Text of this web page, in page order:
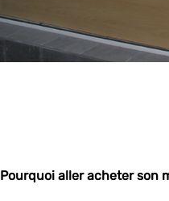
Pourquoi aller acheter son